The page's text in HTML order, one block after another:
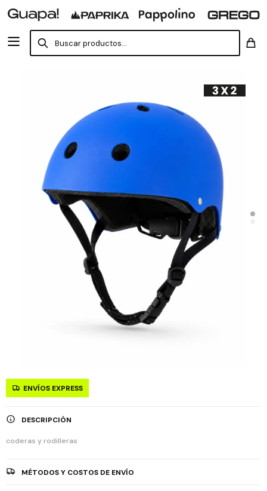
ENVÍOS EXPRESS
DESCRIPCIÓN
coderas y rodilleras
MÉTODOS Y COSTOS DE ENVÍO